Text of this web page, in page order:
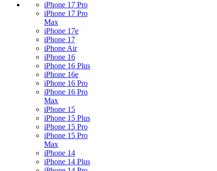
iPhone 17 Pro
iPhone 17 Pro
Max
iPhone 17e
iPhone 17
iPhone Air
iPhone 16
iPhone 16 Plus
iPhone 16e
iPhone 16 Pro
iPhone 16 Pro
Max
iPhone 15
iPhone 15 Plus
iPhone 15 Pro
iPhone 15 Pro
Max
iPhone 14
iPhone 14 Plus